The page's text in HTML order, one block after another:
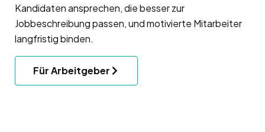
Kandidaten ansprechen, die besser zur
Jobbeschreibung passen, und motivierte Mitarbeiter
langfristig binden.
Für Arbeitgeber